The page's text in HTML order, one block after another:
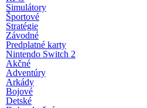
Simulátory
Športové
Stratégie
Závodné
Predplatné karty
Nintendo Switch 2
Akčné
Adventúry
Arkády
Bojové
Detské